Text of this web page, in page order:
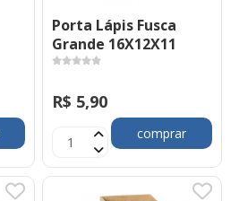
Porta Lápis Fusca
Grande 16X12X11
R$ 5,90
comprar